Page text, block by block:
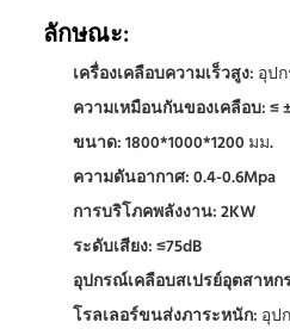
ลักษณะ:
เครื่องเคลือบความเร็วสูง: อุป
ความเหมือนกันของเคลือบ: ≤
ขนาด: 1800*1000*1200 มม.
ความดันอากาศ: 0.4-0.6Mpa
การบริโภคพลังงาน: 2KW
ระดับเสียง: ≤75dB
อุปกรณ์เคลือบสเปรย์อุตสาหก
โรลเลอร์ขนส่งภาระหนัก: อุ